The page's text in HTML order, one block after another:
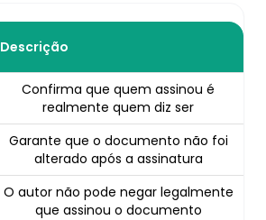
Descrição
Confirma que quem assinou é
realmente quem diz ser
Garante que o documento não foi
alterado após a assinatura
O autor não pode negar legalmente
que assinou o documento